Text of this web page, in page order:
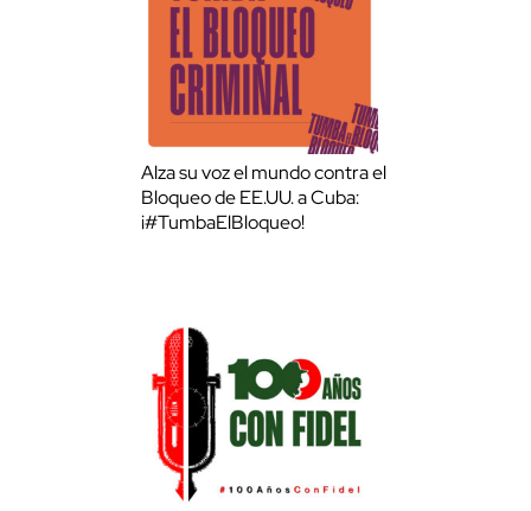
Alza su voz el mundo contra el
Bloqueo de EE.UU. a Cuba:
¡#TumbaElBloqueo!